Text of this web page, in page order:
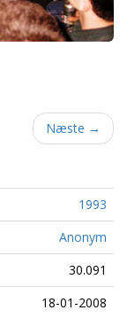
Næste →
1993
Anonym
30.091
18-01-2008